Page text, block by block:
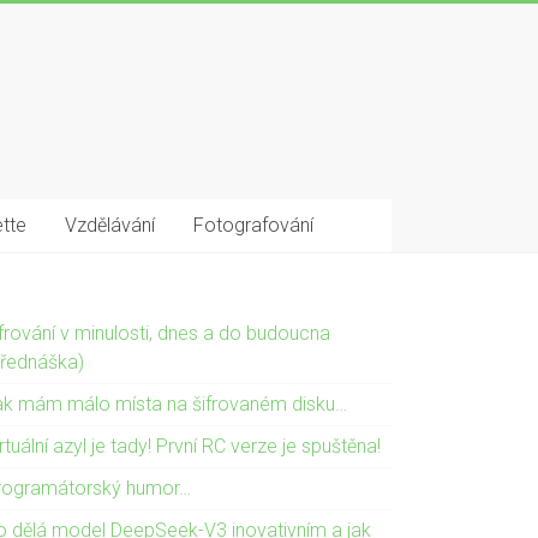
Vzdělávání Fotografování
v minulosti, dnes a do budoucna
mám málo místa na šifrovaném disku…
azyl je tady! První RC verze je spuštěna!
humor…
dělá model DeepSeek-V3 inovativním a jak